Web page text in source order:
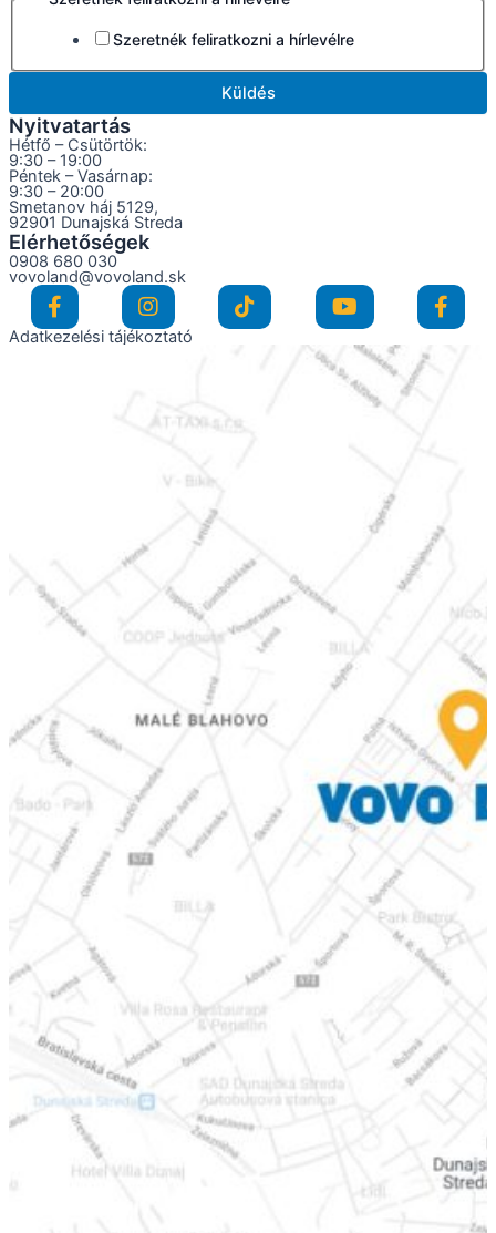
Szeretnék feliratkozni a hírlevélre
Küldés
Nyitvatartás
Hétfő – Csütörtök:
9:30 – 19:00
Péntek – Vasárnap:
9:30 – 20:00
Smetanov háj 5129,
92901 Dunajská Streda
Elérhetőségek
0908 680 030
vovoland@vovoland.sk
Adatkezelési tájékoztató